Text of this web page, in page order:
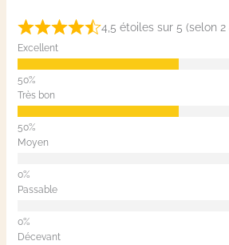
4,5 étoiles sur 5 (selon 2
Excellent
Très bon
Moyen
Passable
Décevant